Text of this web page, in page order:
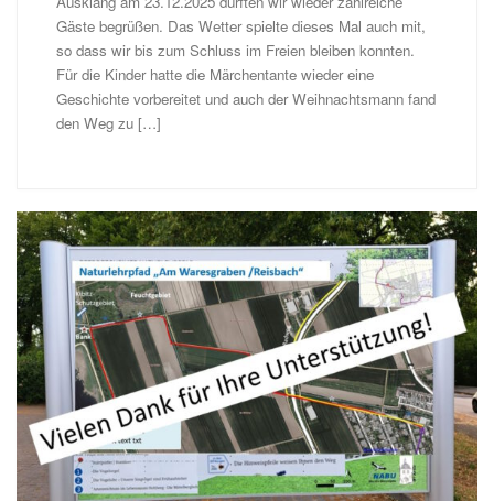
Gäste begrüßen. Das Wetter spielte dieses Mal auch mit,
so dass wir bis zum Schluss im Freien bleiben konnten.
Für die Kinder hatte die Märchentante wieder eine
Geschichte vorbereitet und auch der Weihnachtsmann fand
den Weg zu […]